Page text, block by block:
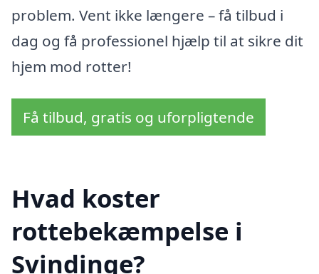
problem. Vent ikke længere – få tilbud i
dag og få professionel hjælp til at sikre dit
hjem mod rotter!
Få tilbud, gratis og uforpligtende
Hvad koster
rottebekæmpelse i
Svindinge?